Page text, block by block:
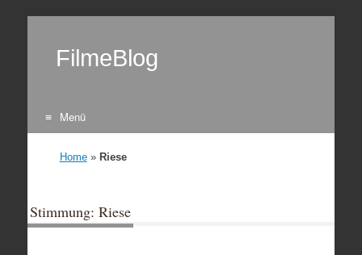
FilmeBlog
Menü
Home» Riese
Stimmung: Riese